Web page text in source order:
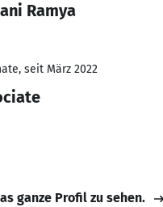
Ramya
seit März 2022
ganze Profil zu sehen.